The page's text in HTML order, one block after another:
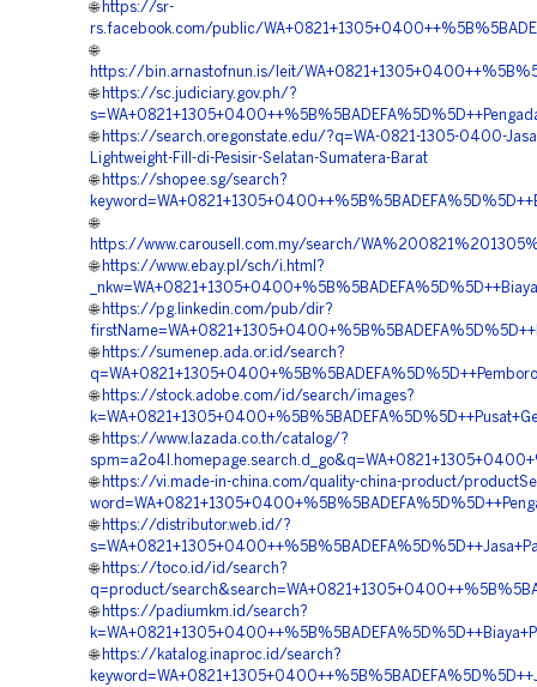
🌐 https://sr-
rs.facebook.com/public/
🌐
https://bin.arnastofnun.is/leit/
🌐 https://sc.judiciary.gov.ph/?
🌐 https://search.oregonstate.edu/?q=WA-0821-1305-0400-
Lightweight-Fill-di-Pesisir-Selatan-Sumatera-Barat
🌐 https://shopee.sg/search?
🌐
https://www.carousell.com.my/search/
🌐 https://www.ebay.pl/sch/i.html?
🌐 https://pg.linkedin.com/pub/dir?
🌐 https://sumenep.ada.or.id/search?
🌐 https://stock.adobe.com/id/search/images?
🌐 https://www.lazada.co.th/catalog/?
🌐 https://vi.made-in-china.com/quality-china-product/
🌐 https://distributor.web.id/?
🌐 https://toco.id/id/search?
q=product/
🌐 https://padiumkm.id/search?
🌐 https://katalog.inaproc.id/search?